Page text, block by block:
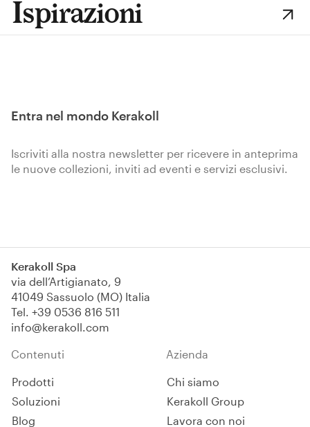
Ispirazioni
Entra nel mondo Kerakoll
Iscriviti alla nostra newsletter per ricevere in anteprima
le nuove collezioni, inviti ad eventi e servizi esclusivi.
Kerakoll Spa
via dell’Artigianato, 9
41049 Sassuolo (MO) Italia
Tel. +39 0536 816 511
info@kerakoll.com
Contenuti
Prodotti
Soluzioni
Blog
Azienda
Chi siamo
Kerakoll Group
Lavora con noi